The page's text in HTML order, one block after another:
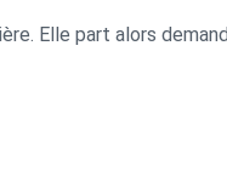
Elle part alors